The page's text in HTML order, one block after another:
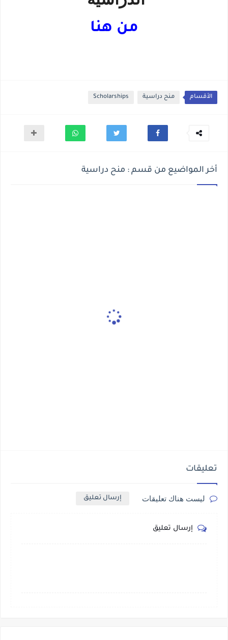
من هنا
الأقسام منح دراسية Scholarships
أخر المواضيع من قسم : منح دراسية
تعليقات
ليست هناك تعليقات إرسال تعليق
إرسال تعليق